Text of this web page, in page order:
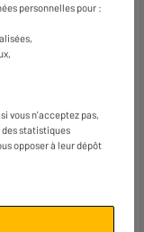
personnelles pour :
vous n'acceptez pas,
des statistiques
opposer à leur dépôt